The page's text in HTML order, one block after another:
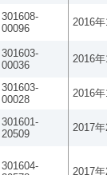
301608-
00096
2016
301603-
00036
2016
301603-
00028
2016
301601-
20509
2017
301604-
2017